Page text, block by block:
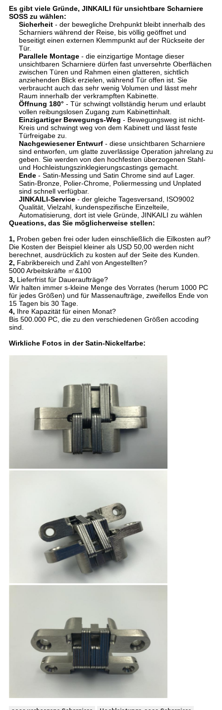
Es gibt viele Gründe, JINKAILI für unsichtbare Scharniere
SOSS zu wählen:
Sicherheit- der bewegliche Drehpunkt bleibt innerhalb des
Scharniers während der Reise, bis völlig geöffnet und
beseitigt einen externen Klemmpunkt auf der Rückseite der
Tür.
Parallele Montage- die einzigartige Montage dieser
unsichtbaren Scharniere dürfen fast unversehrte Oberflächen
zwischen Türen und Rahmen einen glatteren, sichtlich
anziehenden Blick erzielen, während Tür offen ist. Sie
verbraucht auch das sehr wenig Volumen und lässt mehr
Raum innerhalb der verkrampften Kabinette.
Öffnung 180° - Tür schwingt vollständig herum und erlaubt
vollen reibungslosen Zugang zum Kabinettinhalt.
Einzigartiger Bewegungs-Weg - Bewegungsweg ist nicht-
Kreis und schwingt weg von dem Kabinett und lässt feste
Türfreigabe zu.
Nachgewiesener Entwurf- diese unsichtbaren Scharniere
sind entworfen, um glatte zuverlässige Operation jahrelang zu
geben. Sie werden von den hochfesten überzogenen Stahl-
und Hochleistungszinklegierungscastings gemacht.
Ende- Satin-Messing und Satin Chrome sind auf Lager.
Satin-Bronze, Polier-Chrome, Poliermessing und Unplated
sind schnell verfügbar.
JINKAILI-Service- der gleiche Tagesversand, ISO9002
Qualität, Vielzahl, kundenspezifische Einzelteile,
Automatisierung, dort ist viele Gründe, JINKAILI zu wählen
Queations, das Sie möglicherweise stellen:
1, Proben geben frei oder luden einschließlich die Eilkosten auf?
Die Kosten der Beispiel kleiner als USD 50,00 werden nicht
berechnet, ausdrücklich zu kosten auf der Seite des Kunden.
2, Fabrikbereich und Zahl von Angestellten?
5000 Arbeitskräfte ㎡&100
3, Lieferfrist für Daueraufträge?
Wir halten immer s-kleine Menge des Vorrates (herum 1000 PC
für jedes Größen) und für Massenaufträge, zweifellos Ende von
15 Tagen bis 30 Tage.
4, Ihre Kapazität für einen Monat?
Bis 500.000 PC, die zu den verschiedenen Größen accoding
sind.
Wirkliche Fotos in der Satin-Nickelfarbe: